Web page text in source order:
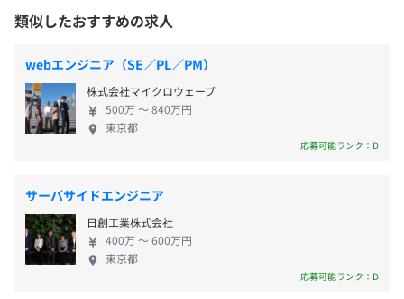
・リーダーからの指示により、詳細設計～製造～テスト工
程と進めていきます。
・進捗報告や仕様確認は、毎日の朝会（朝ミーティング）
や夕会（夕方ミーティング）にて報告したり、レビューも
ます。
・アジャイル開発やスクラム開発、仕様や機能の打ち合わ
せなどがあり、コミュニケーションを取りながらおこなっ
ています。
・フロント画面系の業務も発生するのでJavaScript、
敷地内禁煙（喫煙場所あり）
・特別（慶弔）休暇
・有給休暇
※年間休日121日
2カ月分
業展開とエンジニアのフォローをおこなっています。
たとえば「残業少・リモート・モダン環境」などの
希望を最大限優先してアサインするなど、一人一人
のキャリアやライフワーク希望を取り入れています。
ストレスフリーで無理のない働き方をしながら、幅
広い分野でスキルアップやスキルチェンジを実現し
ていきましょう！ 【開発領域】 ・Web系ECサイト
テム開発（Java、Python） ・AI・IoT（仮想通貨、
学習アプリ、画像アプリ）システム（Java、
Python、GO） ・スマートシティシステム／Woven
City「CASE」システム（Java、C＃、Python、GO）
・大手企業、基幹システム（SAP、Hana） ・Web系
類似したおすすめの求人
webエンジニア（SE／PL／PM）
株式会社マイクロウェーブ
500万 〜 840万円
東京都
応募可能ランク：D
サーバサイドエンジニア
日創工業株式会社
400万 〜 600万円
東京都
応募可能ランク：D